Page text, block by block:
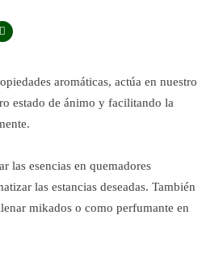
aromáticas, actúa en nuestro
estado de ánimo y facilitando la
las esencias en quemadores
las estancias deseadas. También
mikados o como perfumante en